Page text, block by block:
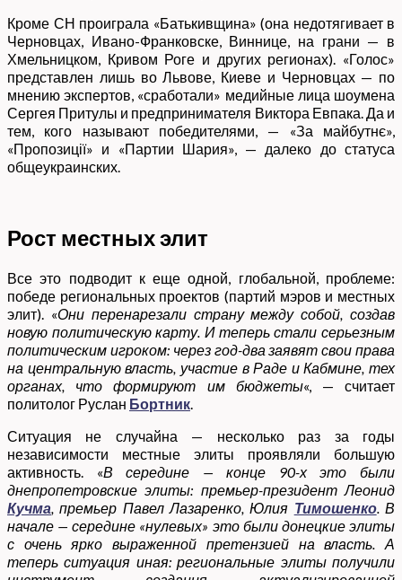
Кроме СН проиграла «Батькивщина» (она недотягивает в
Черновцах, Ивано-Франковске, Виннице, на грани — в
Хмельницком, Кривом Роге и других регионах). «Голос»
представлен лишь во Львове, Киеве и Черновцах — по
мнению экспертов, «сработали» медийные лица шоумена
Сергея Притулы и предпринимателя Виктора Евпака. Да и
тем, кого называют победителями, — «За майбутнє»,
«Пропозиції» и «Партии Шария», — далеко до статуса
общеукраинских.
Рост местных элит
Все это подводит к еще одной, глобальной, проблеме:
победе региональных проектов (партий мэров и местных
элит). «Они перенарезали страну между собой, создав
новую политическую карту. И теперь стали серьезным
политическим игроком: через год-два заявят свои права
на центральную власть, участие в Раде и Кабмине, тех
органах, что формируют им бюджеты«, — считает
политолог Руслан Бортник.
Ситуация не случайна — несколько раз за годы
независимости местные элиты проявляли большую
активность. «В середине — конце 90-х это были
днепропетровские элиты: премьер-президент Леонид
Кучма, премьер Павел Лазаренко, Юлия Тимошенко. В
начале — середине «нулевых» это были донецкие элиты
с очень ярко выраженной претензией на власть. А
теперь ситуация иная: региональные элиты получили